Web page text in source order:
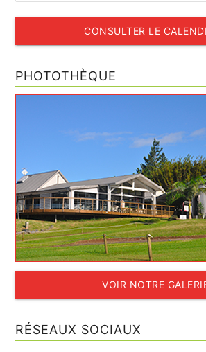
CONSULTER LE
PHOTOTHÈQUE
VOIR NOTRE
RÉSEAUX SOCIAUX